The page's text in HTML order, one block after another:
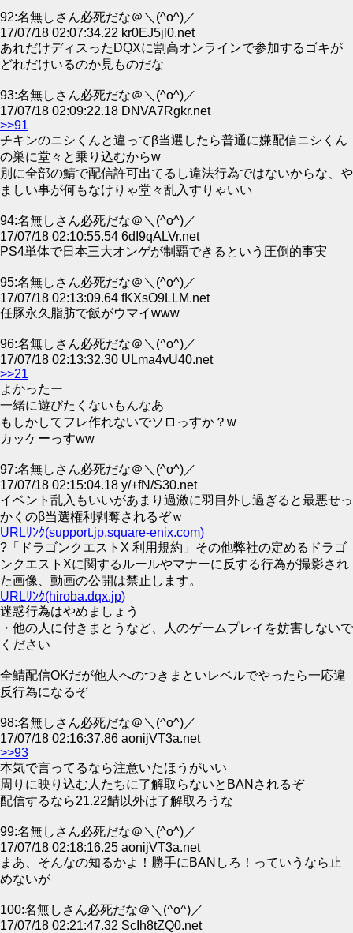
92:名無しさん必死だな＠＼(^o^)／
17/07/18 02:07:34.22 kr0EJ5jl0.net
あれだけディスったDQXに割高オンラインで参加するゴキが
どれだけいるのか見ものだな
93:名無しさん必死だな＠＼(^o^)／
17/07/18 02:09:22.18 DNVA7Rgkr.net
>>91
チキンのニシくんと違ってβ当選したら普通に嫌配信ニシくん
の巣に堂々と乗り込むからw
別に全部の鯖で配信許可出てるし違法行為ではないからな、や
ましい事が何もなけりゃ堂々乱入すりゃいい
94:名無しさん必死だな＠＼(^o^)／
17/07/18 02:10:55.54 6dI9qALVr.net
PS4単体で日本三大オンゲが制覇できるという圧倒的事実
95:名無しさん必死だな＠＼(^o^)／
17/07/18 02:13:09.64 fKXsO9LLM.net
任豚永久脂肪で飯がウマイwww
96:名無しさん必死だな＠＼(^o^)／
17/07/18 02:13:32.30 ULma4vU40.net
>>21
よかったー
一緒に遊びたくないもんなあ
もしかしてフレ作れないでソロっすか？w
カッケーっすww
97:名無しさん必死だな＠＼(^o^)／
17/07/18 02:15:04.18 y/+fN/S30.net
イベント乱入もいいがあまり過激に羽目外し過ぎると最悪せっ
かくのβ当選権利剥奪されるぞｗ
URLﾘﾝｸ(support.jp.square-enix.com)
?「ドラゴンクエストX 利用規約」その他弊社の定めるドラゴ
ンクエストXに関するルールやマナーに反する行為が撮影され
た画像、動画の公開は禁止します。
URLﾘﾝｸ(hiroba.dqx.jp)
迷惑行為はやめましょう
・他の人に付きまとうなど、人のゲームプレイを妨害しないで
ください
全鯖配信OKだが他人へのつきまといレベルでやったら一応違
反行為になるぞ
98:名無しさん必死だな＠＼(^o^)／
17/07/18 02:16:37.86 aonijVT3a.net
>>93
本気で言ってるなら注意いたほうがいい
周りに映り込む人たちに了解取らないとBANされるぞ
配信するなら21.22鯖以外は了解取ろうな
99:名無しさん必死だな＠＼(^o^)／
17/07/18 02:18:16.25 aonijVT3a.net
まあ、そんなの知るかよ！勝手にBANしろ！っていうなら止
めないが
100:名無しさん必死だな＠＼(^o^)／
17/07/18 02:21:47.32 ScIh8tZQ0.net